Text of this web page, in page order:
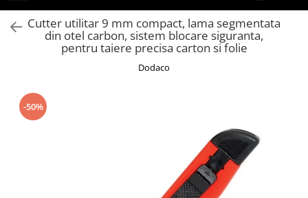
Cutter utilitar 9 mm compact, lama segmentata
din otel carbon, sistem blocare siguranta,
pentru taiere precisa carton si folie
Dodaco
-50%